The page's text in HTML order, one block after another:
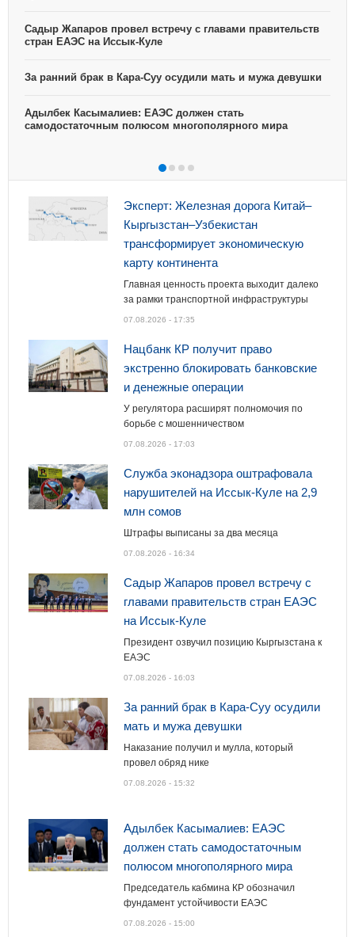
Садыр Жапаров провел встречу с главами правительств
стран ЕАЭС на Иссык-Куле
За ранний брак в Кара-Суу осудили мать и мужа девушки
Адылбек Касымалиев: ЕАЭС должен стать
самодостаточным полюсом многополярного мира
Эксперт: Железная дорога Китай–
Кыргызстан–Узбекистан
трансформирует экономическую
карту континента
Главная ценность проекта выходит далеко
за рамки транспортной инфраструктуры
07.08.2026 - 17:35
Нацбанк КР получит право
экстренно блокировать банковские
и денежные операции
У регулятора расширят полномочия по
борьбе с мошенничеством
07.08.2026 - 17:03
Служба эконадзора оштрафовала
нарушителей на Иссык-Куле на 2,9
млн сомов
Штрафы выписаны за два месяца
07.08.2026 - 16:34
Садыр Жапаров провел встречу с
главами правительств стран ЕАЭС
на Иссык-Куле
Президент озвучил позицию Кыргызстана к
ЕАЭС
07.08.2026 - 16:03
За ранний брак в Кара-Суу осудили
мать и мужа девушки
Наказание получил и мулла, который
провел обряд нике
07.08.2026 - 15:32
Адылбек Касымалиев: ЕАЭС
должен стать самодостаточным
полюсом многополярного мира
Председатель кабмина КР обозначил
фундамент устойчивости ЕАЭС
07.08.2026 - 15:00